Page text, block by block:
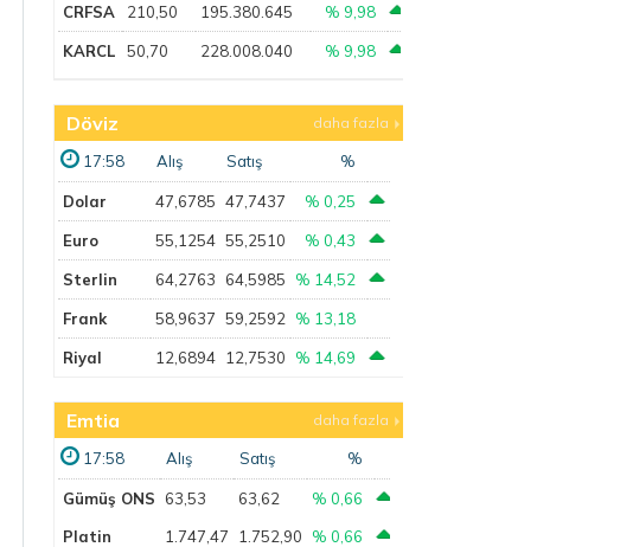
CRFSA 210,50 195.380.645 % 9,98
KARCL 50,70 228.008.040 % 9,98
Döviz daha fazla
17:58 Alış Satış %
Dolar 47,6785 47,7437 % 0,25
Euro 55,1254 55,2510 % 0,43
Sterlin 64,2763 64,5985 % 14,52
Frank 58,9637 59,2592 % 13,18
Riyal 12,6894 12,7530 % 14,69
Emtia daha fazla
17:58 Alış Satış %
Gümüş ONS 63,53 63,62
% 0,66
Platin
1.747,47 1.752,90
% 0,66